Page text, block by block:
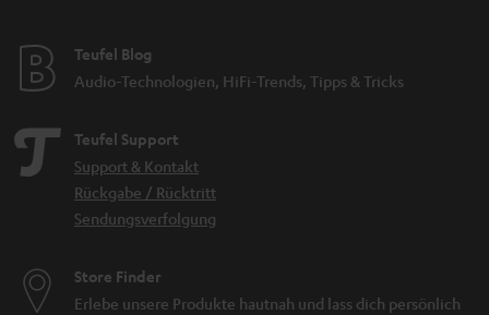
Teufel Blog
Audio-Technologien, HiFi-Trends, Tipps & Tricks
Teufel Support
Support & Kontakt
Rückgabe / Rücktritt
Sendungsverfolgung
Store Finder
Erlebe unsere Produkte hautnah und lass dich persönlich